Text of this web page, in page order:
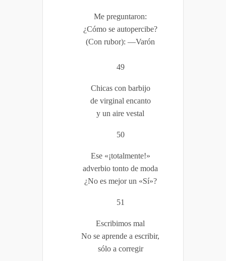
Me preguntaron:
¿Cómo se autopercibe?
(Con rubor): —Varón
49
Chicas con barbijo
de virginal encanto
y un aire vestal
50
Ese «¡totalmente!»
adverbio tonto de moda
¿No es mejor un «Sí»?
51
Escribimos mal
No se aprende a escribir,
sólo a corregir